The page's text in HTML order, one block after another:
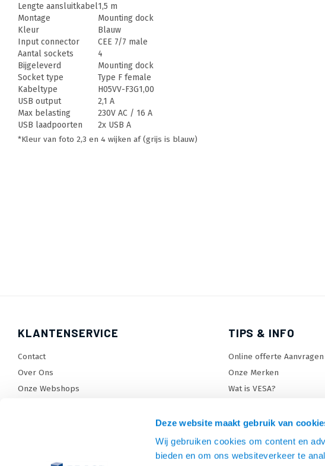
Deze website maakt gebruik van
Wij gebruiken cookies om content en
bieden en om ons websiteverkeer te
Lengte aansluitkabel1,5 m
Montage
Mounting dock
Kleur
Blauw
Input connector
CEE 7/7 male
Aantal sockets
4
Bijgeleverd
Mounting dock
Socket type
Type F female
Kabeltype
H05VV-F3G1,00
USB output
2,1 A
Max belasting
230V AC / 16 A
USB laadpoorten
2x USB A
*Kleur van foto 2,3 en 4 wijken af (grijs is blauw)
KLANTENSERVICE
Contact
Over Ons
Onze Webshops
TIPS & INFO
Online offerte Aanvragen
Onze Merken
Wat is VESA?
TV standaard keuzehulp
TV lift keuzehulp
Monitorarm keuzehulp